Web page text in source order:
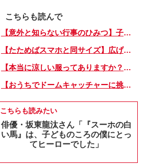
こちらも読んで
【意外と知らない行事のひみつ】子どもにはどう伝える？「お盆」って何だろう？
【たためばスマホと同サイズ】広げるとビビッドでジューシーな柄が目を引くコンパクトな「扇子」
【本当に涼しい服ってありますか？】夏素材の代表「リネン」で夏らしいおしゃれを♪「ワンピース」「パンツ」「スカート」「シャツ」の気になるアイテムはコレ！
【おうちでドームキャッチャーに挑戦だ】アンパンマン わくわくドームキャッチャー
こちらも読みたい
俳優・坂東龍汰さん「『スーホの白
い馬』は、子どものころの僕にとっ
てヒーローでした」